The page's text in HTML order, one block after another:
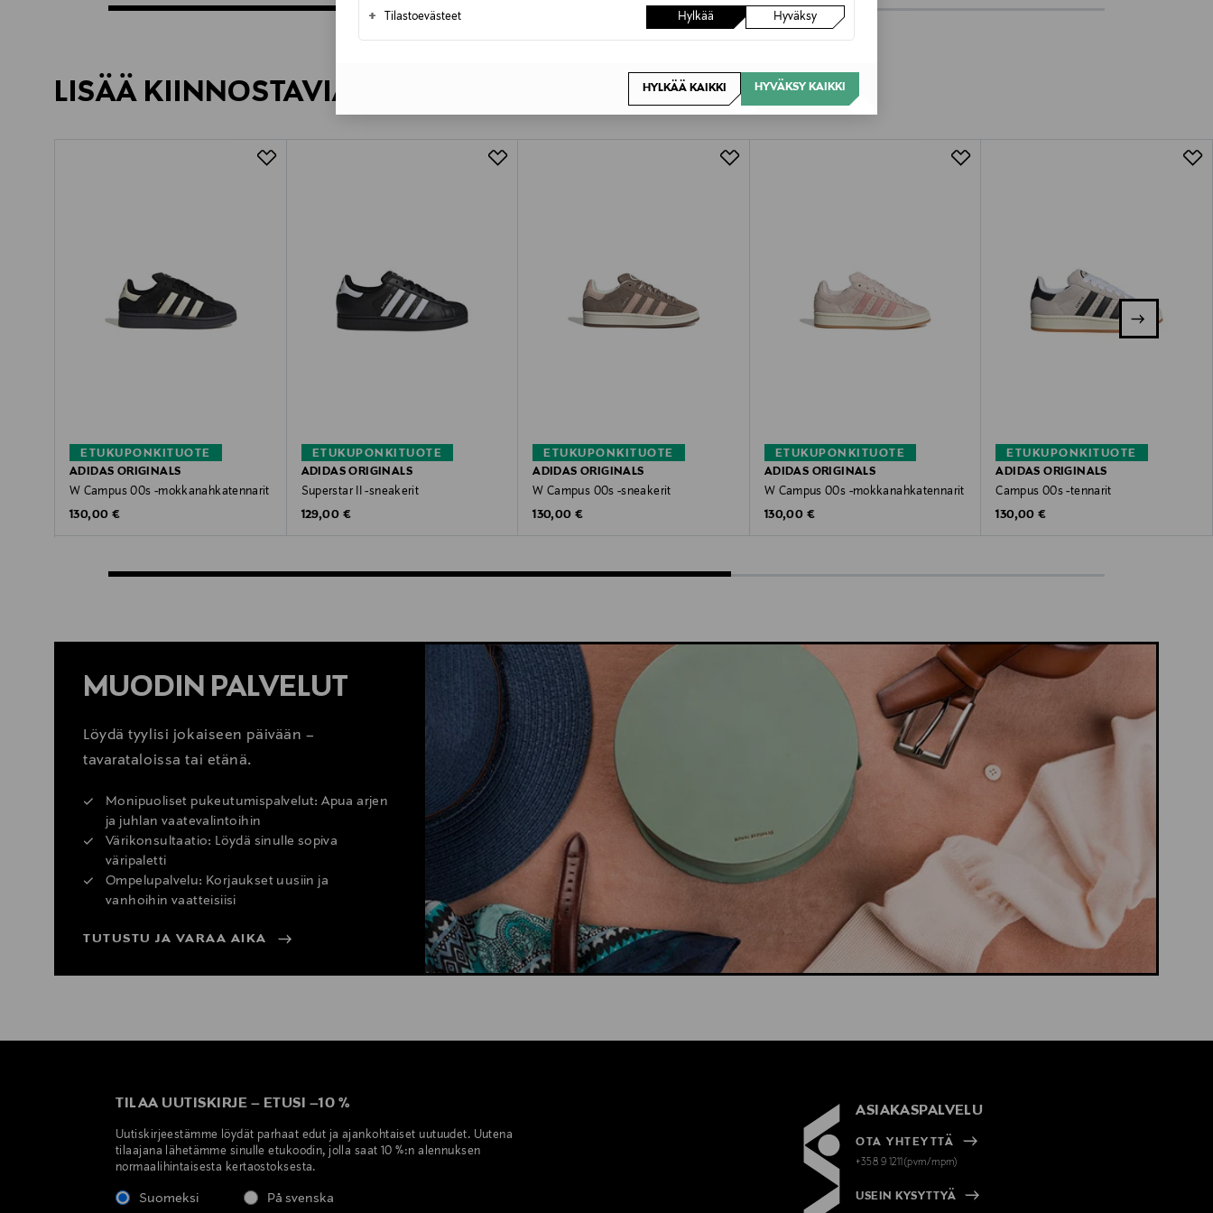
+ Tilastoevästeet Hylkää Hyväksy
HYLKÄÄ KAIKKI HYVÄKSY KAIKKI
LISÄÄ KIINNOSTAVIA TUOTTEITA
ETUKUPONKITUOTE
ADIDAS ORIGINALS
W Campus 00s -mokkanahkatennarit
Original Price
130,00 €
ETUKUPONKITUOTE
ADIDAS ORIGINALS
Superstar II -sneakerit
Original Price
129,00 €
ETUKUPONKITUOTE
ADIDAS ORIGINALS
W Campus 00s -sneakerit
Original Price
130,00 €
ETUKUPONKITUOTE
ADIDAS ORIGINALS
W Campus 00s -mokkanahkatennarit
Original Price
130,00 €
ETUKUPONKITUOTE
ADIDAS ORIGINALS
Campus 00s -tennarit
Original Price
130,00 €
MUODIN PALVELUT
Löydä tyylisi jokaiseen päivään –
tavarataloissa tai etänä.
Monipuoliset pukeutumispalvelut: Apua arjen
ja juhlan vaatevalintoihin
Värikonsultaatio: Löydä sinulle sopiva
väripaletti
Ompelupalvelu: Korjaukset uusiin ja
vanhoihin vaatteisiisi
TUTUSTU JA VARAA AIKA
TILAA UUTISKIRJE – ETUSI –10 %
Uutiskirjeestämme löydät parhaat edut ja ajankohtaiset uutuudet. Uutena
tilaajana lähetämme sinulle etukoodin, jolla saat 10 %:n alennuksen
normaalihintaisesta kertaostoksesta.
Suomeksi På svenska
ASIAKASPALVELU
OTA YHTEYTTÄ
+358 9 1211(pvm/mpm)
USEIN KYSYTTYÄ